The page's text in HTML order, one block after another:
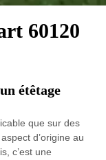
60120
étêtage
que sur des
d’origine au
c’est une